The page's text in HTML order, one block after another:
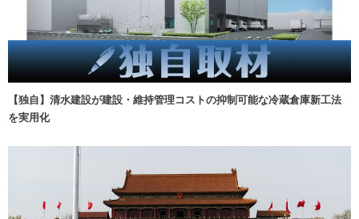
【独自】清水建設が建設・維持管理コストの抑制可能な冷蔵倉庫新工法
を実用化